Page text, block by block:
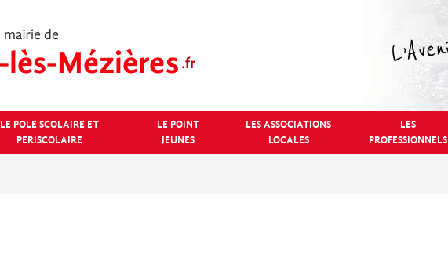
LE POLE SCOLAIRE ET
PERISCOLAIRE
LE POINT
JEUNES
LES ASSOCIATIONS
LOCALES
LES
PROFESSIONNELS